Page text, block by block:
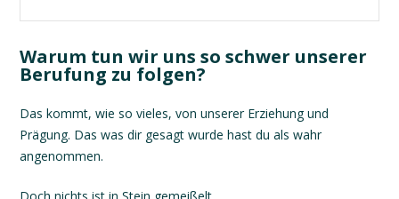
Warum tun wir uns so schwer unserer
Berufung zu folgen?
Das kommt, wie so vieles, von unserer Erziehung und
Prägung. Das was dir gesagt wurde hast du als wahr
angenommen.